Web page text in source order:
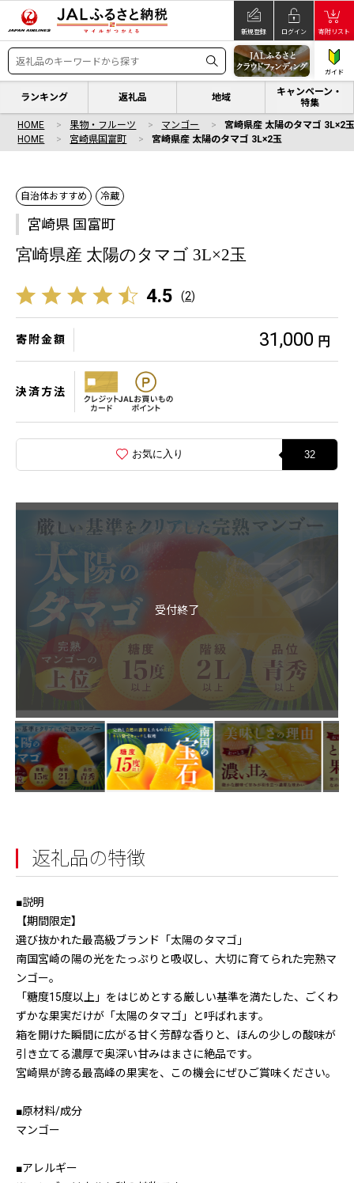
新規登録 ログイン 寄附リスト
ガイド
ランキング 返礼品 地域
キャンペーン・
特集
HOME 果物・フルーツ マンゴー
宮崎県産 太陽のタマゴ 3L×2
HOME
宮崎県国富町 宮崎県産 太陽のタマゴ 3L×2玉
自治体おすすめ 冷蔵
宮崎県 国富町
宮崎県産 太陽のタマゴ 3L×2玉
4.5 (2)
寄附金額 31,000 円
決済方法
お気に入り 32
受付終了
返礼品の特徴
■説明
【期間限定】
選び抜かれた最高級ブランド「太陽のタマゴ」
南国宮崎の陽の光をたっぷりと吸収し、大切に育てられた完熟マ
ンゴー。
「糖度15度以上」をはじめとする厳しい基準を満たした、ごくわ
ずかな果実だけが「太陽のタマゴ」と呼ばれます。
箱を開けた瞬間に広がる甘く芳醇な香りと、ほんの少しの酸味が
引き立てる濃厚で奥深い甘みはまさに絶品です。
宮崎県が誇る最高峰の果実を、この機会にぜひご賞味ください。
■原材料/成分
マンゴー
■アレルギー